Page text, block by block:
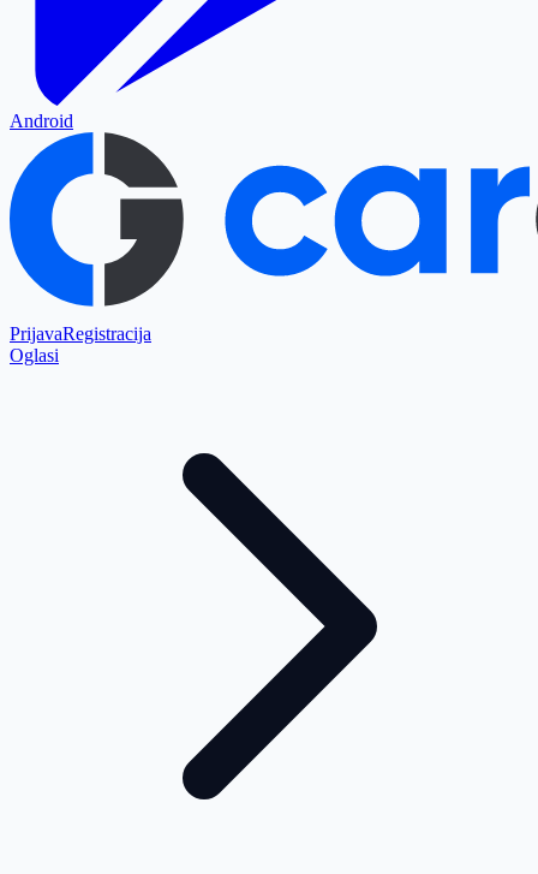
Android
PrijavaRegistracija
Oglasi